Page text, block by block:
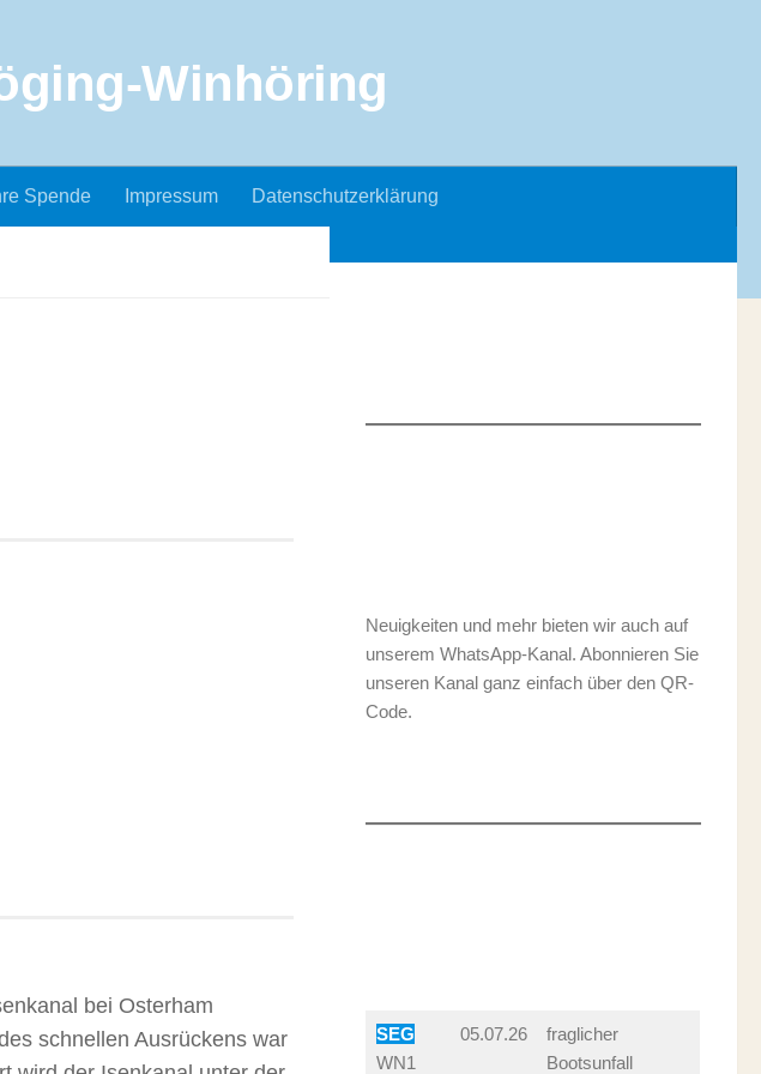
Spende Impressum Datenschutzerklärung
bei Osterham
schnellen Ausrückens war
Neuigkeiten und mehr bieten wir auch auf
unserem WhatsApp-Kanal. Abonnieren Sie
unseren Kanal ganz einfach über den QR-
Code.
SEG
WN1
05.07.26
fraglicher
Bootsunfall